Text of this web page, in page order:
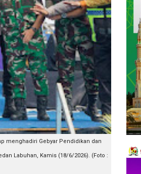
menghadiri Gebyar Pendidikan dan
Labuhan, Kamis (18/6/2026). (Foto :